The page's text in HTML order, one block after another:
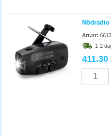
Art.nr:
1-2
411.30